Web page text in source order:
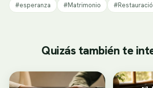
#esperanza #Matrimonio
Quizás también te